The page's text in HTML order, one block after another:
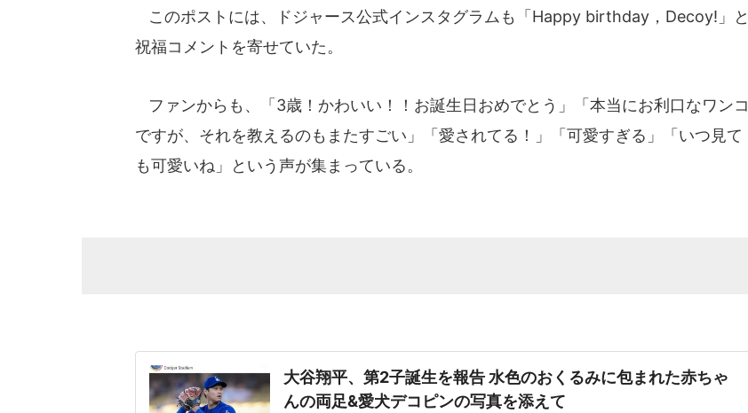
このポストには、ドジャース公式インスタグラムも「Happy birthday，Decoy!」と
祝福コメントを寄せていた。
ファンからも、「3歳！かわいい！！お誕生日おめでとう」「本当にお利口なワンコ
ですが、それを教えるのもまたすごい」「愛されてる！」「可愛すぎる」「いつ見て
も可愛いね」という声が集まっている。
大谷翔平、第2子誕生を報告 水色のおくるみに包まれた赤ちゃ
んの両足&愛犬デコピンの写真を添えて